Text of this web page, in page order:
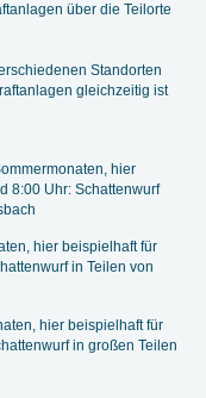
über die Teilorte
Standorten
gleichzeitig ist
hier
8:00 Uhr: Schattenwurf
hier beispielhaft für
in Teilen von
hier beispielhaft für
in großen Teilen